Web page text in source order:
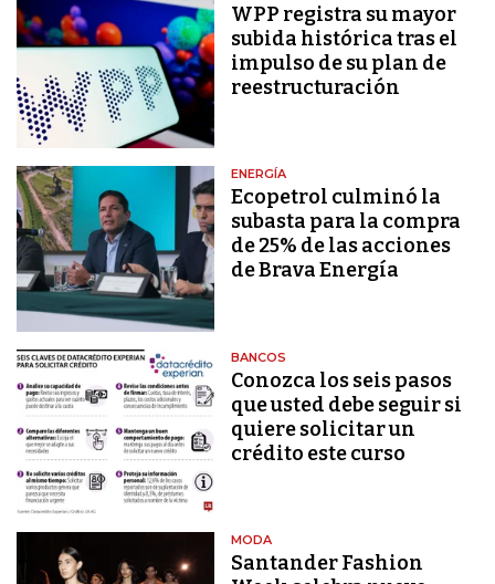
WPP registra su mayor
subida histórica tras el
impulso de su plan de
reestructuración
ENERGÍA
Ecopetrol culminó la
subasta para la compra
de 25% de las acciones
de Brava Energía
BANCOS
Conozca los seis pasos
que usted debe seguir si
quiere solicitar un
crédito este curso
MODA
Santander Fashion